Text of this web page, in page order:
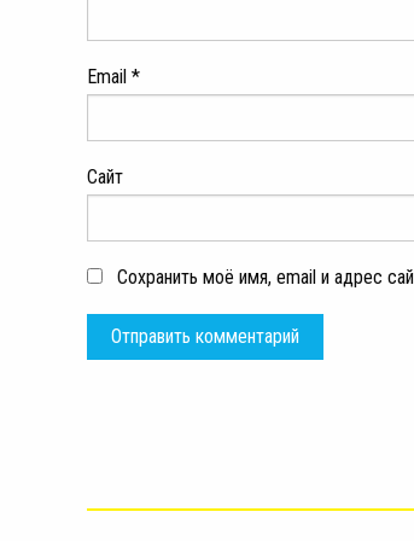
Email *
Сайт
Сохранить моё имя, email и адрес